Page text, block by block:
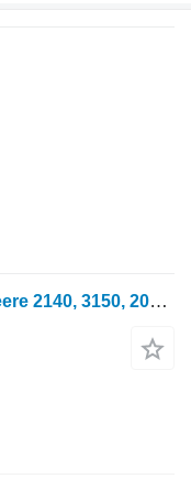
2140 tekerlekli traktör için John Deere 2140, 3150, 2050, 2850, 2040 Güç Aktarma Sistemi Kapağı Al37937, L39980 AL37937, L39980